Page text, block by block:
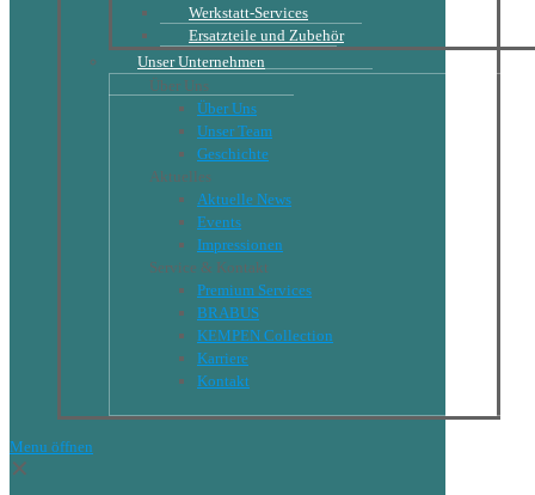
Werkstatt-Services
Ersatzteile und Zubehör
Unser Unternehmen
Über Uns
Über Uns
Unser Team
Geschichte
Aktuelles
Aktuelle News
Events
Impressionen
Service & Kontakt
Premium Services
BRABUS
KEMPEN Collection
Karriere
Kontakt
Menu öffnen
✕